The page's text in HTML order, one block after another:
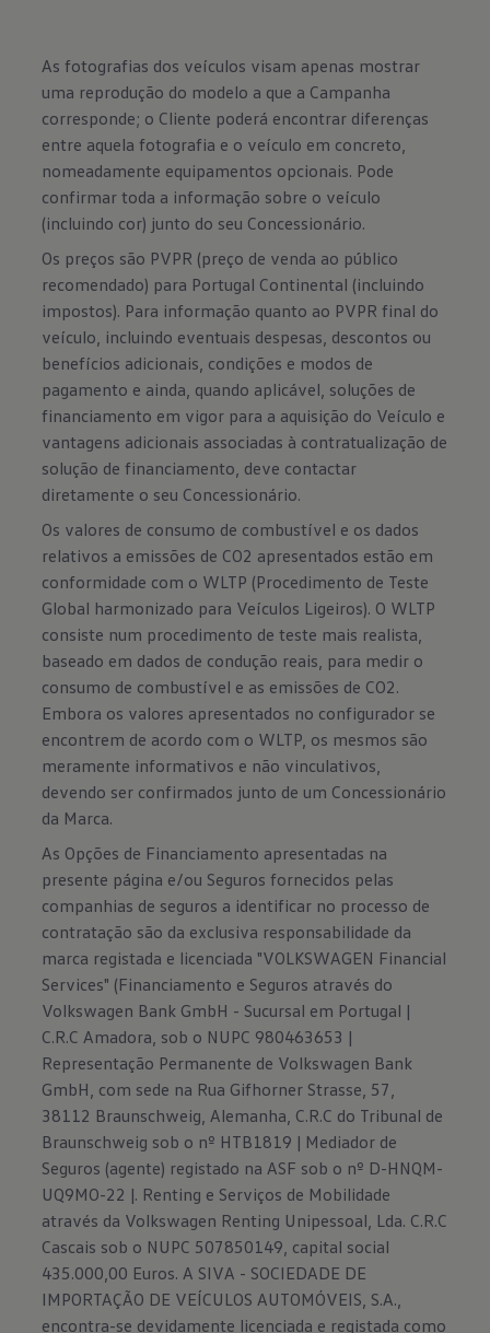
As fotografias dos veículos visam apenas mostrar
uma reprodução do modelo a que a Campanha
corresponde; o Cliente poderá encontrar diferenças
entre aquela fotografia e o veículo em concreto,
nomeadamente equipamentos opcionais. Pode
confirmar toda a informação sobre o veículo
(incluindo cor) junto do seu Concessionário.
Os preços são PVPR (preço de venda ao público
recomendado) para Portugal Continental (incluindo
impostos). Para informação quanto ao PVPR final do
veículo, incluindo eventuais despesas, descontos ou
benefícios adicionais, condições e modos de
pagamento e ainda, quando aplicável, soluções de
financiamento em vigor para a aquisição do Veículo e
vantagens adicionais associadas à contratualização de
solução de financiamento, deve contactar
diretamente o seu Concessionário.
Os valores de consumo de combustível e os dados
relativos a emissões de CO2 apresentados estão em
conformidade com o WLTP (Procedimento de Teste
Global harmonizado para Veículos Ligeiros). O WLTP
consiste num procedimento de teste mais realista,
baseado em dados de condução reais, para medir o
consumo de combustível e as emissões de CO2.
Embora os valores apresentados no configurador se
encontrem de acordo com o WLTP, os mesmos são
meramente informativos e não vinculativos,
devendo ser confirmados junto de um Concessionário
da Marca.
As Opções de Financiamento apresentadas na
presente página e/ou Seguros fornecidos pelas
companhias de seguros a identificar no processo de
contratação são da exclusiva responsabilidade da
marca registada e licenciada "VOLKSWAGEN Financial
Services" (Financiamento e Seguros através do
Volkswagen Bank GmbH - Sucursal em Portugal |
C.R.C Amadora, sob o NUPC 980463653 |
Representação Permanente de Volkswagen Bank
GmbH, com sede na Rua Gifhorner Strasse, 57,
38112 Braunschweig, Alemanha, C.R.C do Tribunal de
Braunschweig sob o nº HTB1819 | Mediador de
Seguros (agente) registado na ASF sob o nº D-HNQM-
UQ9MO-22 |. Renting e Serviços de Mobilidade
através da Volkswagen Renting Unipessoal, Lda. C.R.C
Cascais sob o NUPC 507850149, capital social
435.000,00 Euros. A SIVA - SOCIEDADE DE
IMPORTAÇÃO DE VEÍCULOS AUTOMÓVEIS, S.A.,
encontra-se devidamente licenciada e registada como